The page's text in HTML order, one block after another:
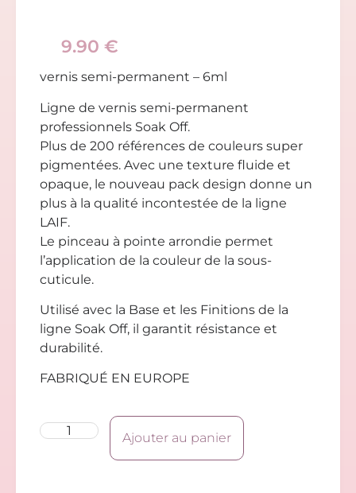
9.90 €
vernis semi-permanent – 6ml
Ligne de vernis semi-permanent
professionnels Soak Off.
Plus de 200 références de couleurs super
pigmentées. Avec une texture fluide et
opaque, le nouveau pack design donne un
plus à la qualité incontestée de la ligne
LAIF.
Le pinceau à pointe arrondie permet
l’application de la couleur de la sous-
cuticule.
Utilisé avec la Base et les Finitions de la
ligne Soak Off, il garantit résistance et
durabilité.
FABRIQUÉ EN EUROPE
Ajouter au panier